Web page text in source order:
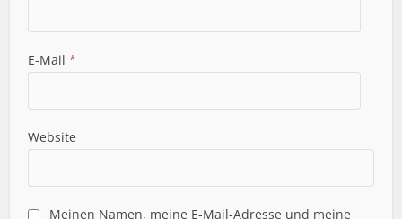
E-Mail*
Website
Meinen Namen, meine E-Mail-Adresse und meine